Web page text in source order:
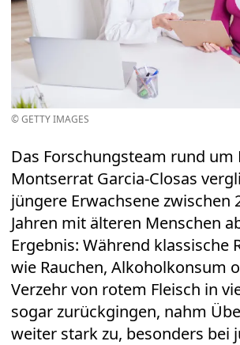
© GETTY IMAGES
Das Forschungsteam rund
Montserrat Garcia-Closas
jüngere Erwachsene zwischen
Jahren mit älteren Menschen
Ergebnis: Während klassische
wie Rauchen, Alkoholkonsum
Verzehr von rotem Fleisch in
sogar zurückgingen, nahm
weiter stark zu, besonders bei